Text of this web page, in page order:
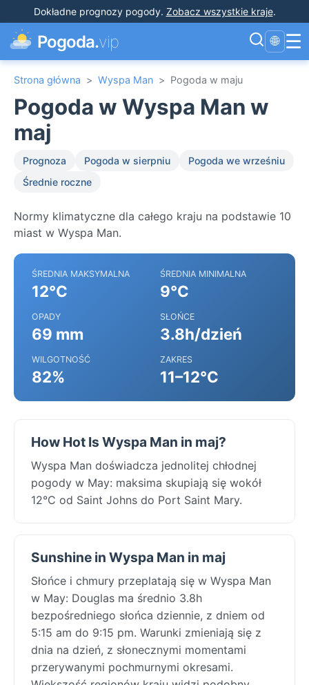
Dokładne prognozy pogody. Zobacz wszystkie kraje.
Pogoda.vip 🌐 ☰
Strona główna > Wyspa Man > Pogoda w maju
Pogoda w Wyspa Man w
maj
Prognoza Pogoda w sierpniu
Pogoda we wrześniu
Średnie roczne
Normy klimatyczne dla całego kraju na podstawie 10
miast w Wyspa Man.
ŚREDNIA MAKSYMALNA
12°C
ŚREDNIA MINIMALNA
9°C
OPADY
69 mm
SŁOŃCE
3.8h/dzień
WILGOTNOŚĆ
82%
ZAKRES
11–12°C
How Hot Is Wyspa Man in maj?
Wyspa Man doświadcza jednolitej chłodnej
pogody w May: maksima skupiają się wokół
12°C od Saint Johns do Port Saint Mary.
Sunshine in Wyspa Man in maj
Słońce i chmury przeplatają się w Wyspa Man
w May: Douglas ma średnio 3.8h
bezpośredniego słońca dziennie, z dniem od
5:15 am do 9:15 pm. Warunki zmieniają się z
dnia na dzień, z słonecznymi momentami
przerywanymi pochmurnymi okresami.